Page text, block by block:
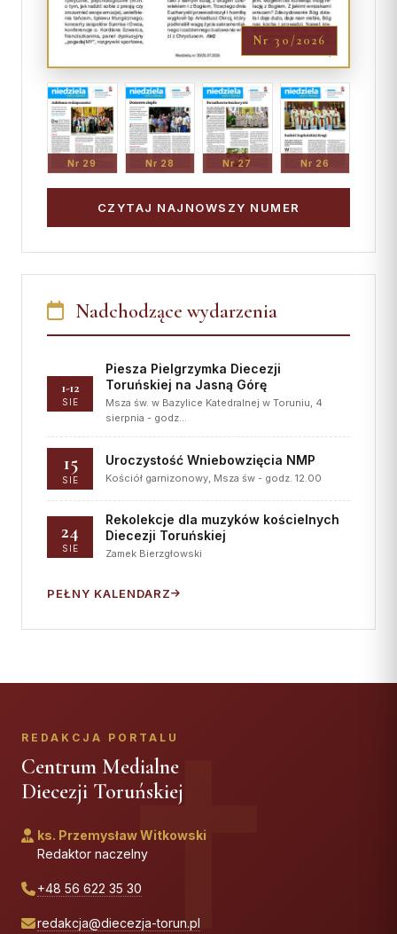
Nr 30/2026
Nr 29 Nr 28 Nr 27 Nr 26
CZYTAJ NAJNOWSZY NUMER
Nadchodzące wydarzenia
1-12
SIE
Piesza Pielgrzymka Diecezji
Toruńskiej na Jasną Górę
Msza św. w Bazylice Katedralnej w Toruniu, 4
sierpnia - godz…
15
SIE
Uroczystość Wniebowzięcia NMP
Kościół garnizonowy, Msza św - godz. 12.00
24
SIE
Rekolekcje dla muzyków kościelnych
Diecezji Toruńskiej
Zamek Bierzgłowski
PEŁNY KALENDARZ
REDAKCJA PORTALU
Centrum Medialne
Diecezji Toruńskiej
ks. Przemysław Witkowski
Redaktor naczelny
+48 56 622 35 30
redakcja@diecezja-torun.pl